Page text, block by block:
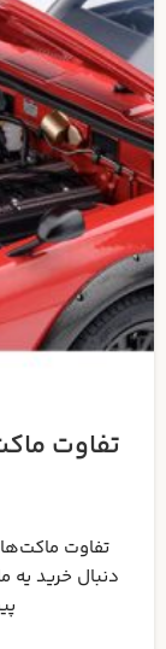
تفاوت
تفاوت
دنبال خرید یه